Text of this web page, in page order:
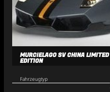
MURCIELAGO SV CHINA LIMITED
EDITION
Fahrzeugtyp